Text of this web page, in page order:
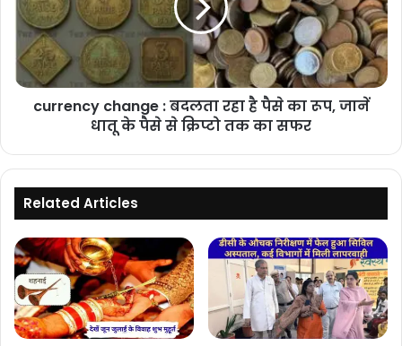
रहा
पैसे
का
रूप,
क्रिप्टो
तक
का
सफर
currency change : बदलता रहा है पैसे का रूप, जानें
धातू के पैसे से क्रिप्टो तक का सफर
Related Articles